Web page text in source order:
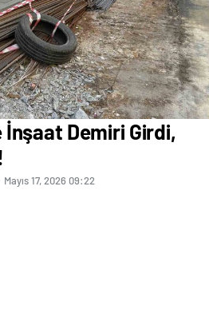
İnşaat Demiri Girdi,
Mayıs 17, 2026 09:22